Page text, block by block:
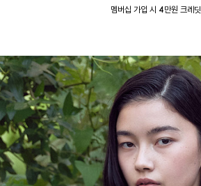
멤버십 가입 시 4만원 크레딧